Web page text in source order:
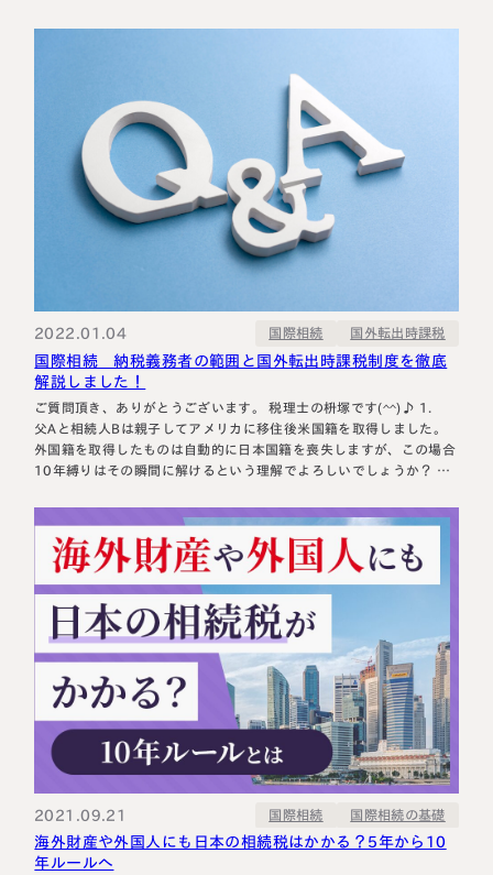
「サイン証明」の取得！ これまで海外在中の相続人がいるケースの
2022.01.04 国際相続 国外転出時課税
国際相続 納税義務者の範囲と国外転出時課税制度を徹底
解説しました！
ご質問頂き、ありがとうございます。 税理士の枡塚です(^^)♪ 1.
父Aと相続人Bは親子してアメリカに移住後米国籍を取得しました。
外国籍を取得したものは自動的に日本国籍を喪失しますが、この場合
10年縛りはその瞬間に解けるという理解でよろしいでしょうか？ →
った人が日本を離れて10年以上経過していたとします。そこで、次
2021.09.21 国際相続 国際相続の基礎
海外財産や外国人にも日本の相続税はかかる？5年から10
年ルールへ